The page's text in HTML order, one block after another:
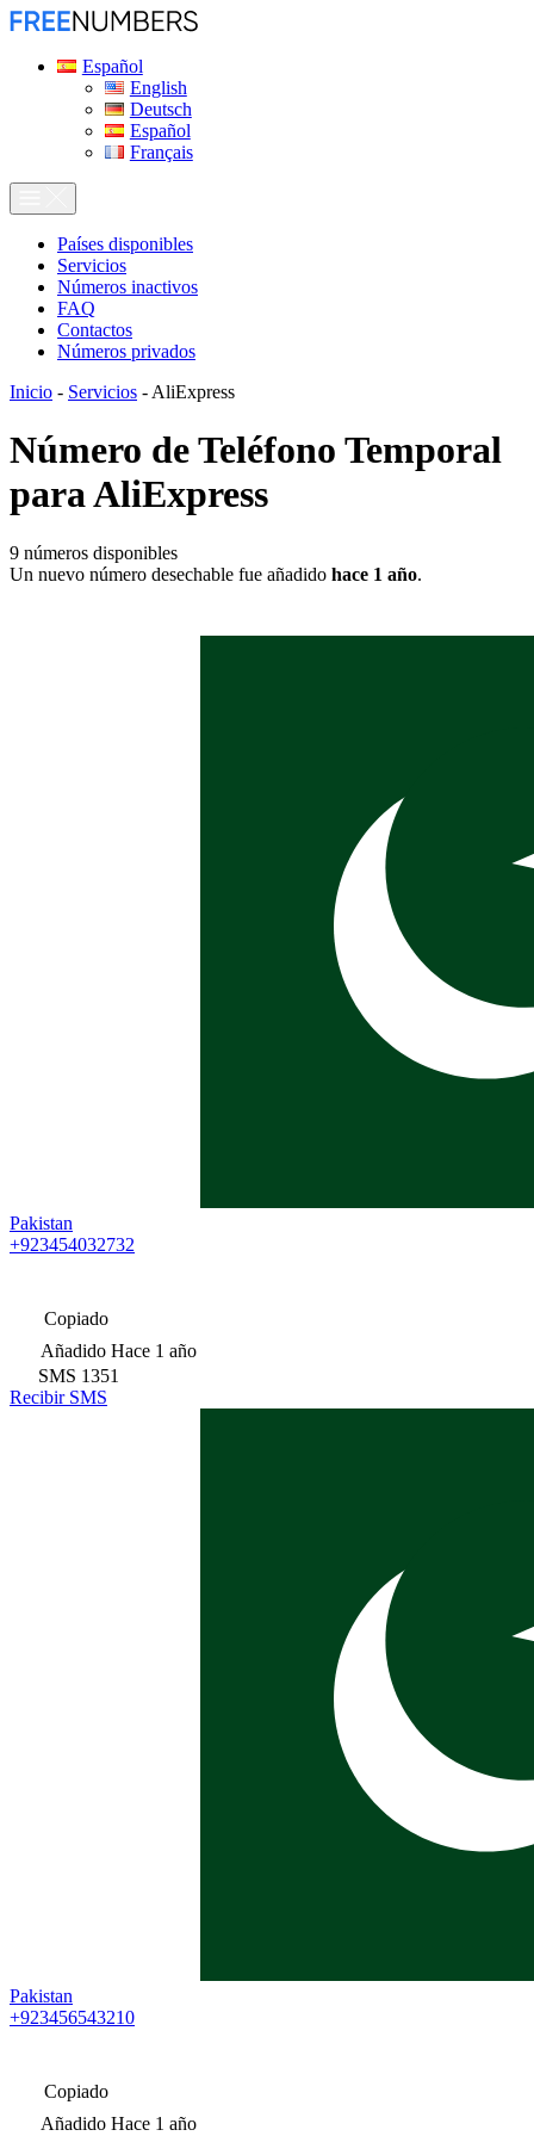
Español
English
Deutsch
Español
Français
Países disponibles
Servicios
Números inactivos
FAQ
Contactos
Números privados
Inicio - Servicios - AliExpress
Número de Teléfono Temporal
paraAliExpress
9 números disponibles
Un nuevo número desechable fue añadido hace 1 año.
Pakistan
+923454032732
Copiado
Añadido Hace 1 año
SMS 1351
Recibir SMS
Pakistan
+923456543210
Copiado
Añadido Hace 1 año